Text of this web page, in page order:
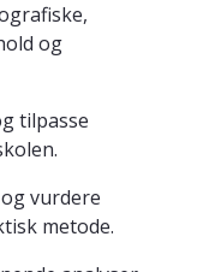
og
tilpasse
vurdere
metode.